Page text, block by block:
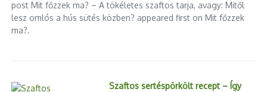
post Mit főzzek ma? – A tökéletes szaftos tarja, avagy: Mitől
lesz omlós a hús sütés közben? appeared first on Mit főzzek
ma?.
Szaftos sertéspörkölt recept – Így